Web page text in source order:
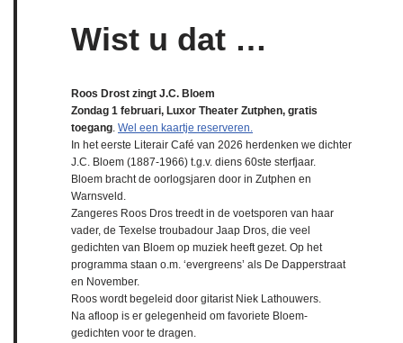
Wist u dat …
Roos Drost zingt J.C. Bloem
Zondag 1 februari, Luxor Theater Zutphen, gratis
toegang. Wel een kaartje reserveren.
In het eerste Literair Café van 2026 herdenken we dichter
J.C. Bloem (1887-1966) t.g.v. diens 60ste sterfjaar.
Bloem bracht de oorlogsjaren door in Zutphen en
Warnsveld.
Zangeres Roos Dros treedt in de voetsporen van haar
vader, de Texelse troubadour Jaap Dros, die veel
gedichten van Bloem op muziek heeft gezet. Op het
programma staan o.m. ‘evergreens’ als De Dapperstraat
en November.
Roos wordt begeleid door gitarist Niek Lathouwers.
Na afloop is er gelegenheid om favoriete Bloem-
gedichten voor te dragen.